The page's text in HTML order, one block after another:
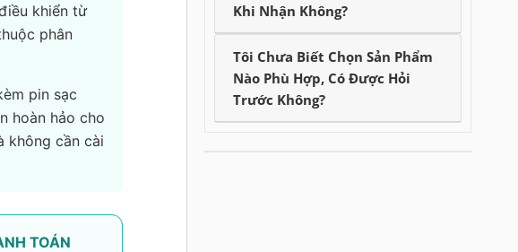
khiển từ
phân
pin sạc
hoàn hảo cho
không cần cài
TOÁN
Khi Nhận Không?
Tôi Chưa Biết Chọn Sản Phẩm
Nào Phù Hợp, Có Được Hỏi
Trước Không?